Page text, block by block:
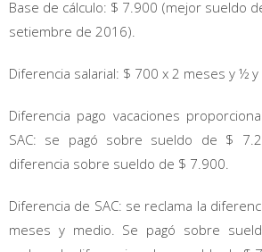
Base de cálculo: $ 7.900 (mejor sueldo
setiembre de 2016).
Diferencia salarial: $ 700 x 2 meses y ½ y
Diferencia pago vacaciones
SAC: se pagó sobre sueldo de $
diferencia sobre sueldo de $ 7.900.
Diferencia de SAC: se reclama la
meses y medio. Se pagó sobre